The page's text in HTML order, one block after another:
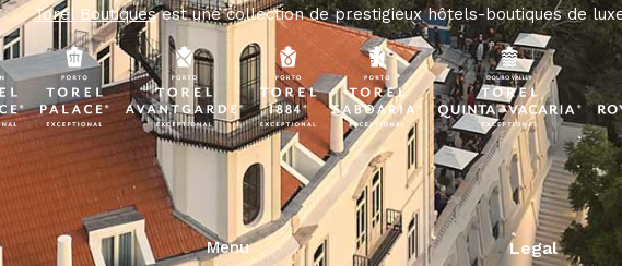
Torel Boutiquesest une collection de prestigieux hôtels-boutiques de
Menu Legal